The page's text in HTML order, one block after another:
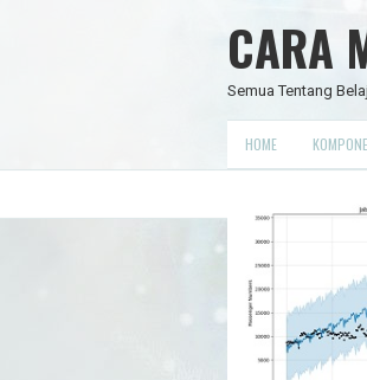
CARA
Semua Tentang
HOME